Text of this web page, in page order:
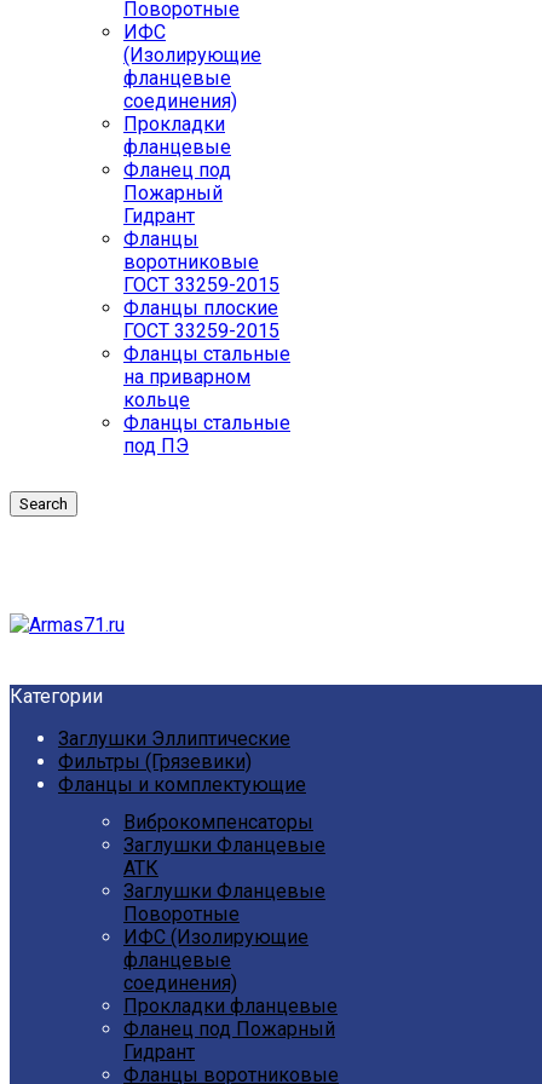
Поворотные
ИФС
(Изолирующие
фланцевые
соединения)
Прокладки
фланцевые
Фланец под
Пожарный
Гидрант
Фланцы
воротниковые
ГОСТ 33259-2015
Фланцы плоские
ГОСТ 33259-2015
Фланцы стальные
на приварном
кольце
Фланцы стальные
под ПЭ
Search
Категории
Заглушки Эллиптические
Фильтры (Грязевики)
Фланцы и комплектующие
Виброкомпенсаторы
Заглушки Фланцевые
АТК
Заглушки Фланцевые
Поворотные
ИФС (Изолирующие
фланцевые
соединения)
Прокладки фланцевые
Фланец под Пожарный
Гидрант
Фланцы воротниковые